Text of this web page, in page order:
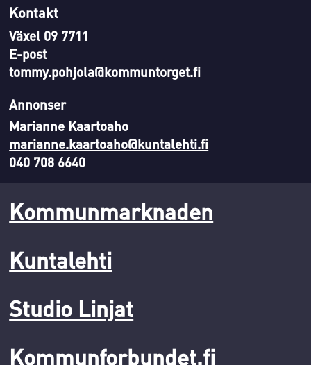
Kontakt
Växel 09 7711
E-post
tommy.pohjola@kommuntorget.fi
Annonser
Marianne Kaartoaho
marianne.kaartoaho@kuntalehti.fi
040 708 6640
Kommunmarknaden
Kuntalehti
Studio Linjat
Kommunforbundet.fi